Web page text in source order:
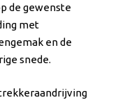
de gewenste
met
en de
snede.